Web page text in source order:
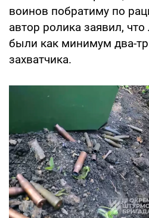
воинов побратиму по
автор ролика заявил,
были как минимум два-
захватчика.